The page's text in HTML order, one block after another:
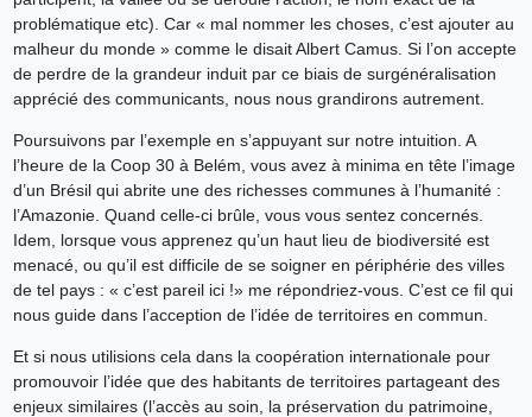
problématique etc). Car « mal nommer les choses, c’est ajouter au
malheur du monde » comme le disait Albert Camus. Si l’on accepte
de perdre de la grandeur induit par ce biais de surgénéralisation
apprécié des communicants, nous nous grandirons autrement.
Poursuivons par l’exemple en s’appuyant sur notre intuition. A
l’heure de la Coop 30 à Belém, vous avez à minima en tête l’image
d’un Brésil qui abrite une des richesses communes à l’humanité :
l’Amazonie. Quand celle-ci brûle, vous vous sentez concernés.
Idem, lorsque vous apprenez qu’un haut lieu de biodiversité est
menacé, ou qu’il est difficile de se soigner en périphérie des villes
de tel pays : « c’est pareil ici !» me répondriez-vous. C’est ce fil qui
nous guide dans l’acception de l’idée de territoires en commun.
Et si nous utilisions cela dans la coopération internationale pour
promouvoir l’idée que des habitants de territoires partageant des
enjeux similaires (l’accès au soin, la préservation du patrimoine,